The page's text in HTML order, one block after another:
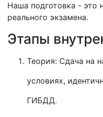
Наша подготовка - это
реального экзамена.
Этапы
Теория: Сдача на
условиях,
ГИБДД.